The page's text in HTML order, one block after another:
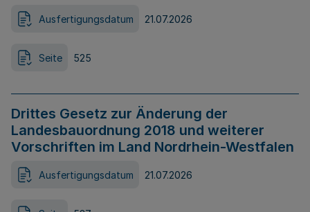
Ausfertigungsdatum 21.07.2026
Seite 525
Drittes Gesetz zur Änderung der
Landesbauordnung 2018 und weiterer
Vorschriften im Land Nordrhein-Westfalen
Ausfertigungsdatum 21.07.2026